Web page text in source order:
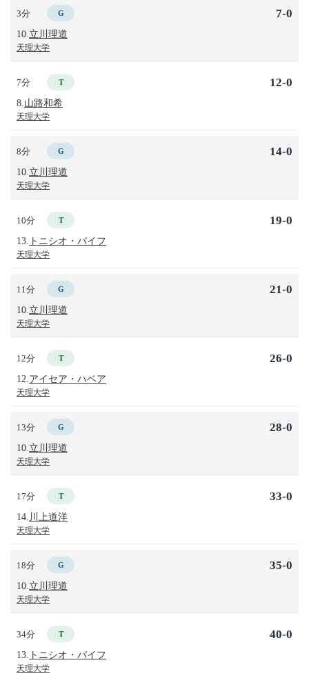
3分 G
10. 立川理道
天理大学
7-0
7分 T
8. 山路和希
天理大学
12-0
8分 G
10. 立川理道
天理大学
14-0
10分 T
13. トニシオ・バイフ
天理大学
19-0
11分 G
10. 立川理道
天理大学
21-0
12分 T
12. アイセア・ハベア
天理大学
26-0
13分 G
10. 立川理道
天理大学
28-0
17分 T
14. 川上道洋
天理大学
33-0
18分 G
10. 立川理道
天理大学
35-0
34分 T
13. トニシオ・バイフ
天理大学
40-0